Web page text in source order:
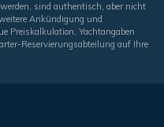
sind authentisch, aber nicht
Ankündigung und
Preiskalkulation, Yachtangaben
Reservierungsabteilung auf Ihre